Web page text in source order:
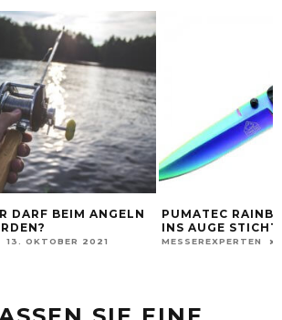
DARF BEIM ANGELN
13. OKTOBER 2021
PUMATEC
INS AUGE
MESSEREXPERTEN